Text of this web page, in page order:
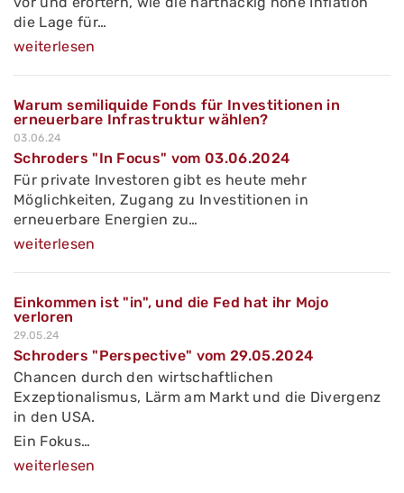
die Lage für…
weiterlesen
Warum semiliquide Fonds für Investitionen in
erneuerbare Infrastruktur wählen?
03.06.24
Schroders "In Focus" vom 03.06.2024
Für private Investoren gibt es heute mehr
Möglichkeiten, Zugang zu Investitionen in
erneuerbare Energien zu…
weiterlesen
Einkommen ist "in", und die Fed hat ihr Mojo
verloren
29.05.24
Schroders "Perspective" vom 29.05.2024
Chancen durch den wirtschaftlichen
Exzeptionalismus, Lärm am Markt und die Divergenz
in den USA.
Ein Fokus…
weiterlesen